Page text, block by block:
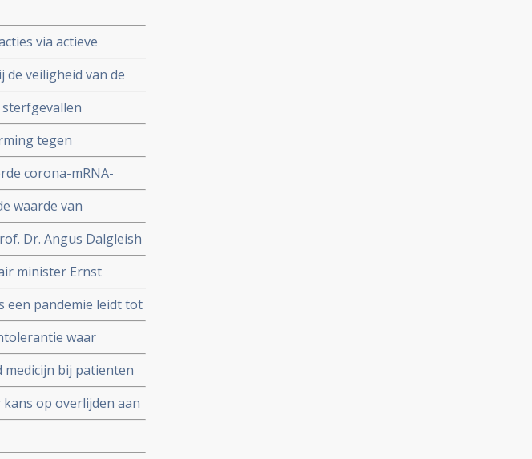
via actieve
met
bij
veiligheid van de
zijn vader op 73
tegen
corona-mRNA-
waarde van
bij Covid infectie.
Dr. Angus Dalgleish
minister Ernst
in
een pandemie leidt tot
waar
bescherming
bij patienten
blijkt uit Chinese
op overlijden aan
blijkt uit grote